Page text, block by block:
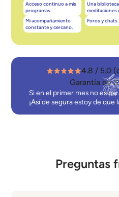
Acceso continuo a mis
programas.
Mi acompañamiento
constante y cercano.
Una
meditaciones
Foros y chats.
4.8 / 5.0
Garantía de
Si en el primer mes no es
¡Así de segura estoy de que
Preguntas